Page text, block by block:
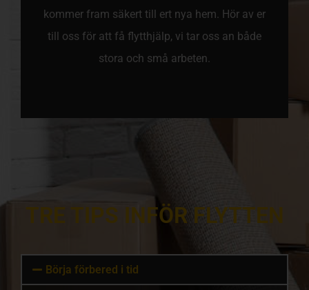
kommer fram säkert till ert nya hem. Hör av er
till oss för att få flytthjälp, vi tar oss an både
stora och små arbeten.
TRE TIPS INFÖR FLYTTEN
Börja förbered i tid